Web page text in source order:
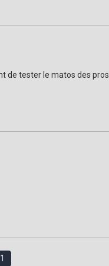
de tester le matos des pros.
1